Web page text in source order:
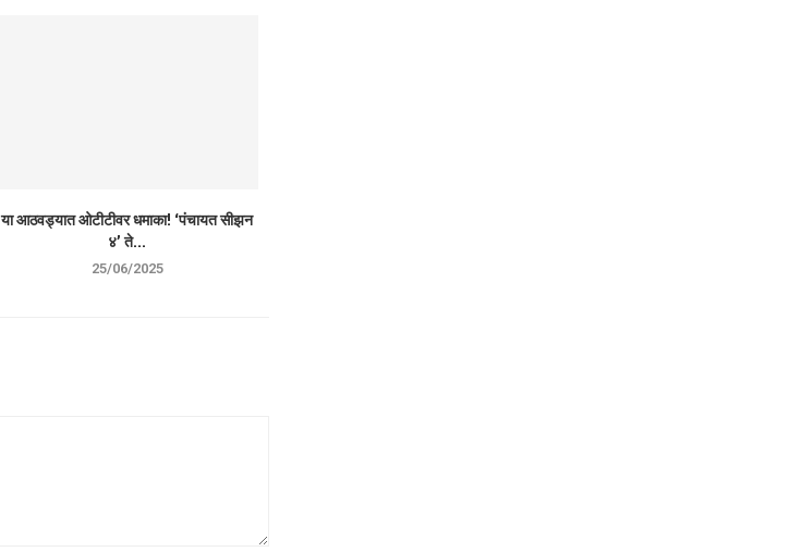
या आठवड्यात ओटीटीवर धमाका! ‘पंचायत सीझन
४’ ते...
25/06/2025